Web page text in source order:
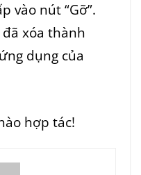
vào nút “Gỡ”.
xóa thành
dụng của
hợp tác!